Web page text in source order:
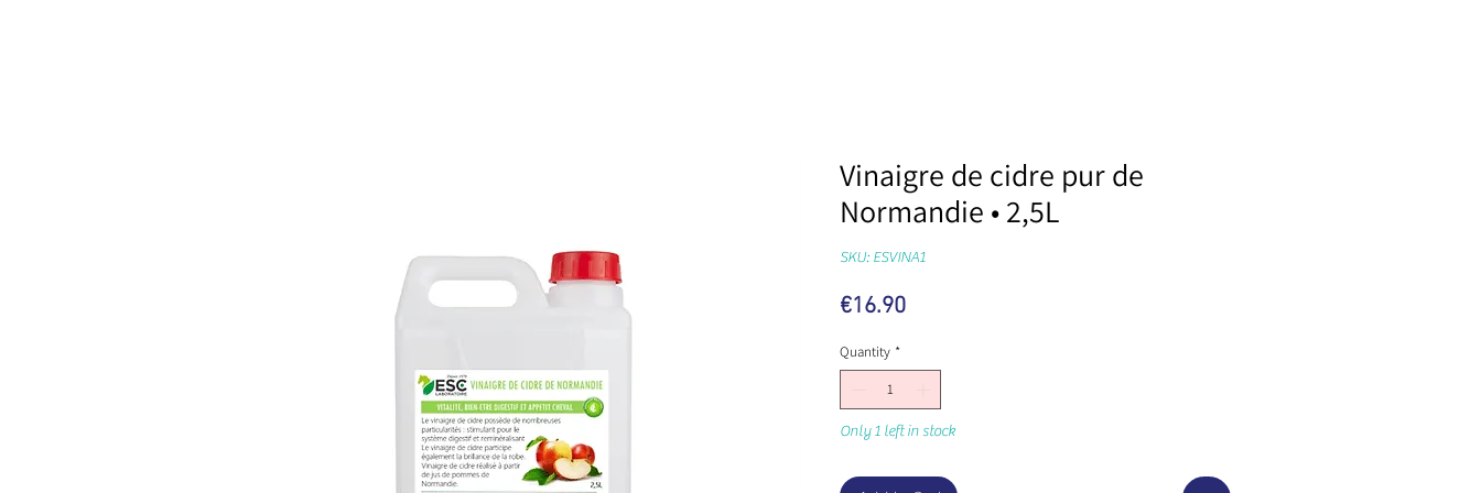
Vinaigre de cidre pur de
Normandie • 2,5L
SKU: ESVINA1
€16.90Price
Quantity *
Only 1 left in stock